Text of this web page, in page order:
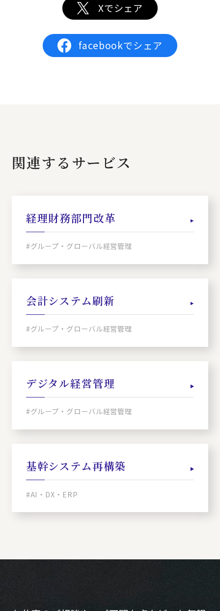
Xでシェア
facebookでシェア
関連するサービス
経理財務部門改革
#グループ・グローバル経営管理
会計システム刷新
#グループ・グローバル経営管理
デジタル経営管理
#グループ・グローバル経営管理
基幹システム再構築
#AI・DX・ERP